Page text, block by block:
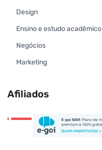
Design
Ensino e estudo acadêmico
Negócios
Marketing
Afiliados